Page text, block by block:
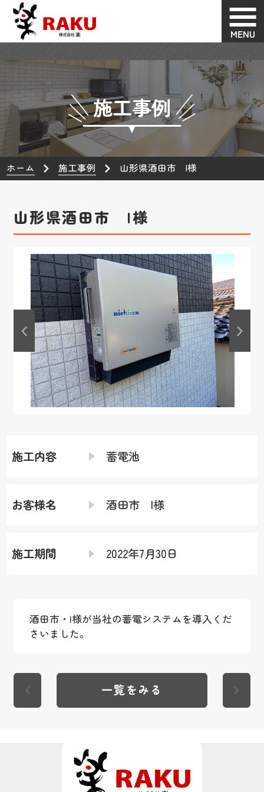
MENU
施工事例
ホーム 施工事例 山形県酒田市 I様
山形県酒田市 I様
施工内容 蓄電池
お客様名 酒田市 I様
施工期間 2022年7月30日
酒田市・I様が当社の蓄電システムを導入くだ
さいました。
一覧をみる